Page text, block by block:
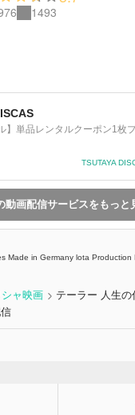
1493
】単品レンタルクーポン1枚
TSUTAYA
動画配信サービスをもっと
Made in Germany lota Production
シャ映画
テーラー 人生